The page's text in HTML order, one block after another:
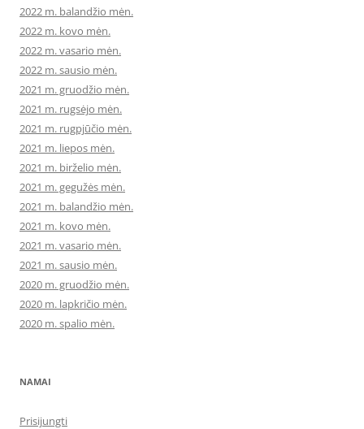
2022 m. balandžio mėn.
2022 m. kovo mėn.
2022 m. vasario mėn.
2022 m. sausio mėn.
2021 m. gruodžio mėn.
2021 m. rugsėjo mėn.
2021 m. rugpjūčio mėn.
2021 m. liepos mėn.
2021 m. birželio mėn.
2021 m. gegužės mėn.
2021 m. balandžio mėn.
2021 m. kovo mėn.
2021 m. vasario mėn.
2021 m. sausio mėn.
2020 m. gruodžio mėn.
2020 m. lapkričio mėn.
2020 m. spalio mėn.
NAMAI
Prisijungti